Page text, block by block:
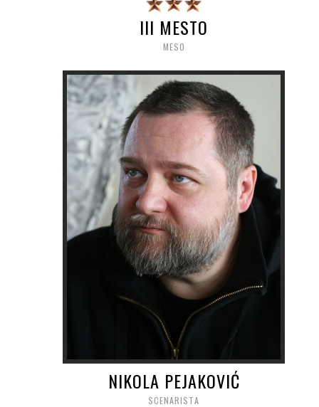
III MESTO
MESO
NIKOLA PEJAKOVIĆ
SCENARISTA